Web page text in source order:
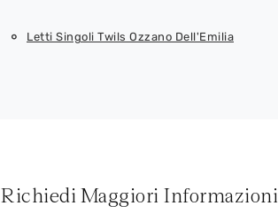
Letti Singoli Twils Ozzano Dell'Emilia
Richiedi Maggiori Informazioni